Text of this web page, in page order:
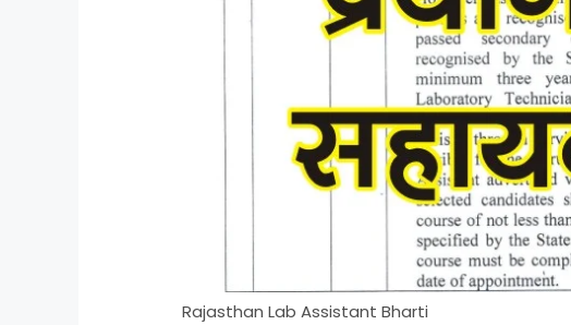
Rajasthan Lab Assistant Bharti